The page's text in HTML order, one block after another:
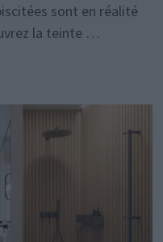
sont en réalité
la teinte …